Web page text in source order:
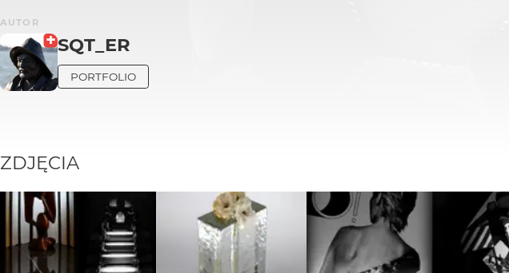
AUTOR
SQT_ER
PORTFOLIO
ZDJĘCIA